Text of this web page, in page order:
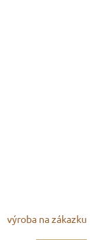
výroba na zákazku